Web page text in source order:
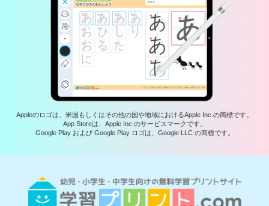
Appleのロゴは、米国もしくはその他の国や地域におけるApple Inc.の商標です。
App Storeは、Apple Inc.のサービスマークです。
Google Play および Google Play ロゴは、Google LLC の商標です。